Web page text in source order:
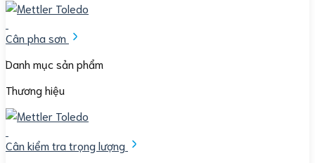
Cân pha sơn
Danh mục sản phẩm
Thương hiệu
Cân kiểm tra trọng lượng